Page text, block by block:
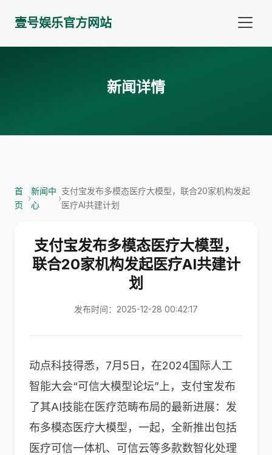
壹号娱乐官方网站
新闻详情
首
页
›
新闻中
心
›
支付宝发布多模态医疗大模型，联合20家机构发起
医疗AI共建计划
支付宝发布多模态医疗大模型，
联合20家机构发起医疗AI共建计
划
发布时间：2025-12-28 00:42:17
动点科技得悉，7月5日，在2024国际人工
智能大会“可信大模型论坛”上，支付宝发布
了其AI技能在医疗范畴布局的最新进展：发
布多模态医疗大模型，一起，全新推出包括
医疗可信一体机、可信云等多款数智化处理